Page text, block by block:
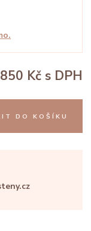
Kč s DPH
DO KOŠÍKU